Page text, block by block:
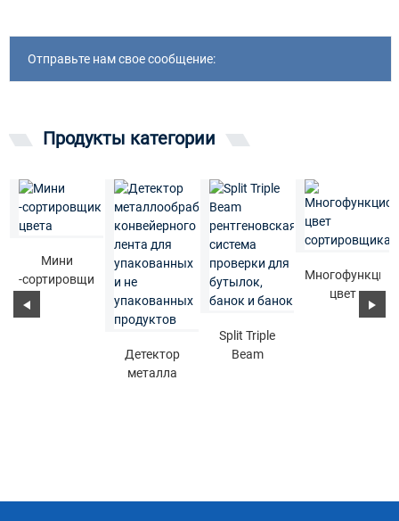
Отправьте нам свое сообщение:
Продукты категории
Мини
-сортировщик
Детектор
металла
Split Triple
Beam
цвет
сортировщика